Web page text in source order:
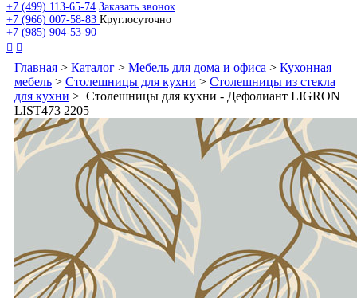
+7 (499) 113-65-74 Заказать звонок
+7 (966) 007-58-83 Круглосуточно
+7 (985) 904-53-90
 
Главная > Каталог > Мебель для дома и офиса > Кухонная
мебель > Столешницы для кухни > Столешницы из стекла
для кухни > Столешницы для кухни - Дефолиант LIGRON
LIST473 2205